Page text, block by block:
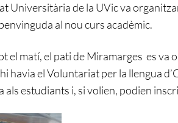
Universitària de la UVic va
al nou curs acadèmic.
el matí, el pati de Miramarges es va
havia el Voluntariat per la llengua
als estudiants i, si volien, podien